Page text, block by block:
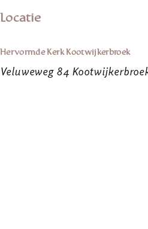
Locatie
Hervormde Kerk Kootwijkerbroek
Veluweweg 84